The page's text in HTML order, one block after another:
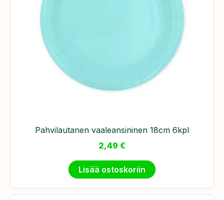
Pahvilautanen vaaleansininen 18cm 6kpl
2,49 €
Lisää ostoskoriin